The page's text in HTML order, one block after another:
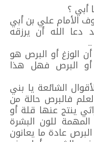
أبي ؟
الأمام علي بن أبي
الله أن يرزقه
الوزغ أو البرص هو
أو البرص فهل هذا
الشائعة يا بني
فالبرص حالة من
ينتج عنها قلة أو
المهمة للون البشرة
عادة ما يعانون